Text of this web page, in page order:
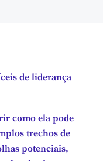
de liderança
como ela pode
trechos de
potenciais,